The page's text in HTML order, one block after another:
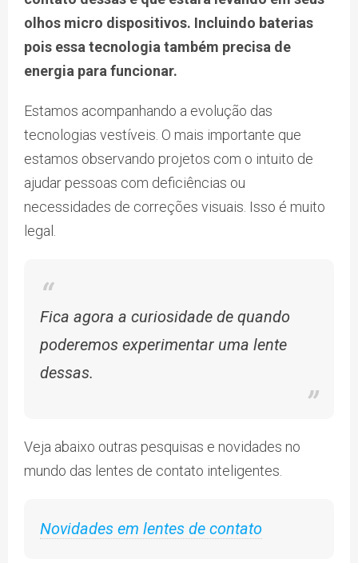
olhos micro dispositivos. Incluindo baterias
pois essa tecnologia também precisa de
energia para funcionar.
Estamos acompanhando a evolução das
tecnologias vestíveis. O mais importante que
estamos observando projetos com o intuito de
ajudar pessoas com deficiências ou
necessidades de correções visuais. Isso é muito
legal.
Fica agora a curiosidade de quando
poderemos experimentar uma lente
dessas.
Veja abaixo outras pesquisas e novidades no
mundo das lentes de contato inteligentes.
Novidades em lentes de contato